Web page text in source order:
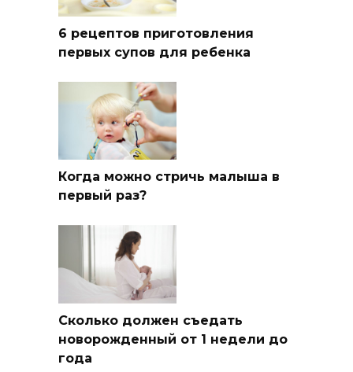
6 рецептов приготовления
первых супов для ребенка
Когда можно стричь малыша в
первый раз?
Сколько должен съедать
новорожденный от 1 недели до
года